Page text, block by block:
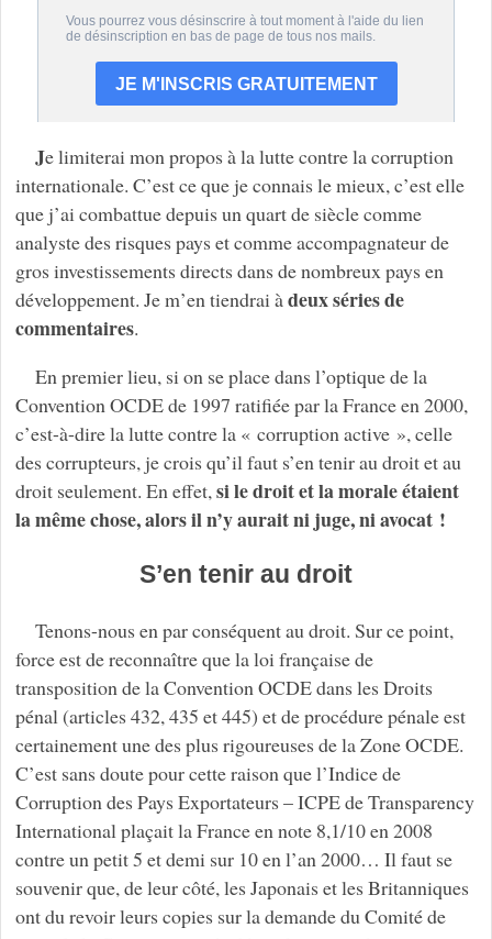
Je limiterai mon propos à la lutte contre la corruption
internationale. C’est ce que je connais le mieux, c’est elle
que j’ai combattue depuis un quart de siècle comme
analyste des risques pays et comme accompagnateur de
gros investissements directs dans de nombreux pays en
développement. Je m’en tiendrai àdeux séries de
commentaires.
En premier lieu, si on se place dans l’optique de la
Convention OCDE de 1997 ratifiée par la France en 2000,
c’est-à-dire la lutte contre la « corruption active », celle
des corrupteurs, je crois qu’il faut s’en tenir au droit et au
droit seulement. En effet, si le droit et la morale étaient
la même chose, alors il n’y aurait ni juge, ni avocat !
S’en tenir au droit
Tenons-nous en par conséquent au droit. Sur ce point,
force est de reconnaître que la loi française de
transposition de la Convention OCDE dans les Droits
pénal (articles 432, 435 et 445) et de procédure pénale est
certainement une des plus rigoureuses de la Zone OCDE.
C’est sans doute pour cette raison que l’Indice de
Corruption des Pays Exportateurs – ICPE de Transparency
International plaçait la France en note 8,1/10 en 2008
contre un petit 5 et demi sur 10 en l’an 2000… Il faut se
souvenir que, de leur côté, les Japonais et les Britanniques
ont du revoir leurs copies sur la demande du Comité de